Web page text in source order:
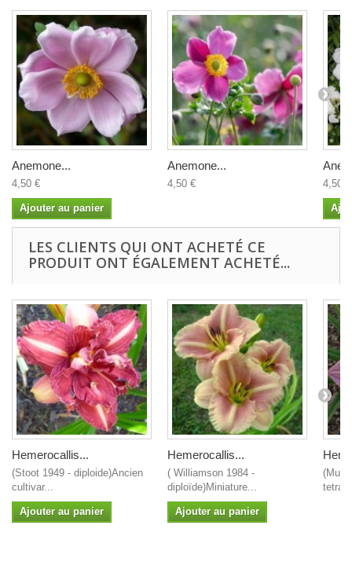
Anemone...
4,50 €
Ajouter au panier
Anemone...
4,50 € 4,50 €
LES CLIENTS QUI ONT ACHETÉ CE
PRODUIT ONT ÉGALEMENT ACHETÉ...
Hemerocallis...
(Stoot 1949 - diploide)Ancien
cultivar...
Ajouter au panier
Hemerocallis...
( Williamson 1984 -
diploïde)Miniature...
Ajouter au panier